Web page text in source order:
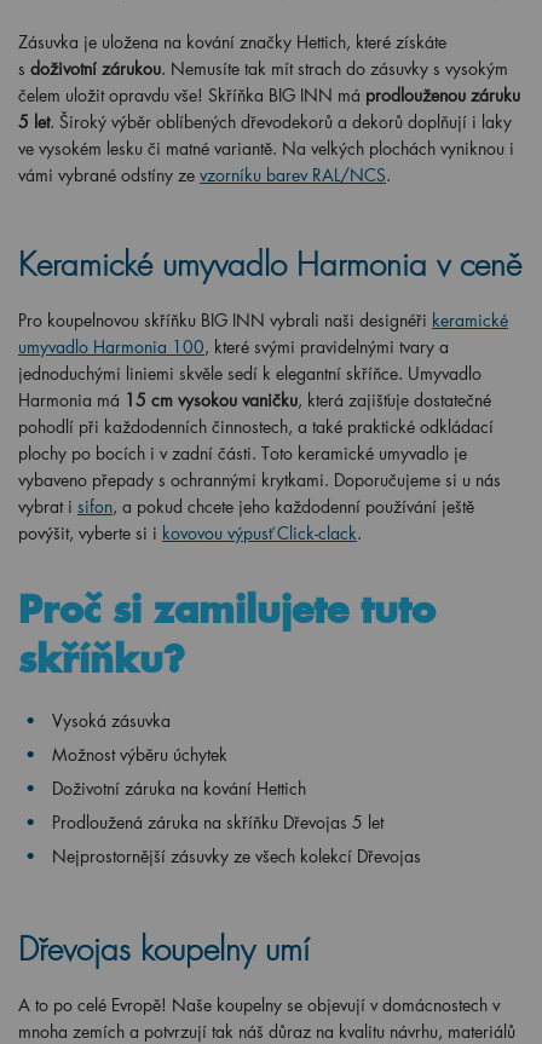
Zásuvka je uložena na kování značky Hettich, které získáte
s doživotní zárukou. Nemusíte tak mít strach do zásuvky s vysokým
čelem uložit opravdu vše! Skříňka BIG INN má prodlouženou záruku
5 let. Široký výběr oblíbených dřevodekorů a dekorů doplňují i laky
ve vysokém lesku či matné variantě. Na velkých plochách vyniknou i
vámi vybrané odstíny ze vzorníku barev RAL/NCS.
Keramické umyvadlo Harmonia v ceně
Pro koupelnovou skříňku BIG INN vybrali naši designéři keramické
umyvadlo Harmonia 100, které svými pravidelnými tvary a
jednoduchými liniemi skvěle sedí k elegantní skříňce. Umyvadlo
Harmonia má 15 cm vysokou vaničku, která zajišťuje dostatečné
pohodlí při každodenních činnostech, a také praktické odkládací
plochy po bocích i v zadní části. Toto keramické umyvadlo je
vybaveno přepady s ochrannými krytkami. Doporučujeme si u nás
vybrat i sifon, a pokud chcete jeho každodenní používání ještě
povýšit, vyberte si i kovovou výpusť Click-clack.
Proč si zamilujete tuto
skříňku?
Vysoká zásuvka
Možnost výběru úchytek
Doživotní záruka na kování Hettich
Prodloužená záruka na skříňku Dřevojas 5 let
Nejprostornější zásuvky ze všech kolekcí Dřevojas
Dřevojas koupelny umí
A to po celé Evropě! Naše koupelny se objevují v domácnostech v
mnoha zemích a potvrzují tak náš důraz na kvalitu návrhu, materiálů